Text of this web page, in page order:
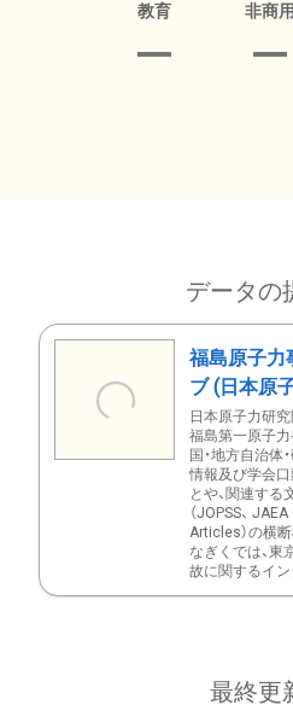
教育 非商用
データの
福島原子力
ブ (日本原
日本原子力研
福島第一原子力
国・地方自治体
情報及び学会口
とや、関連す
（JOPSS、
Articles）の横
なぎくでは、
故に関するイ
最終更